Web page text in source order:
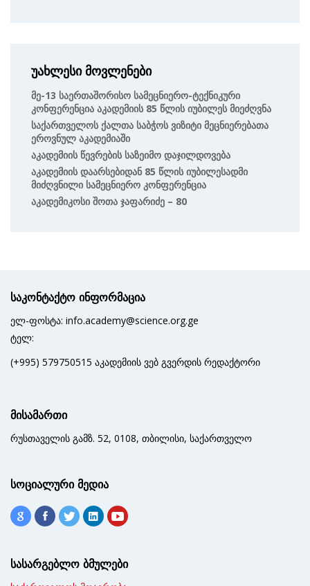
უახლესი მოვლენები
Მე-13 Საერთაშორისო Სამეცნიერო-Ტექნიკური
Კონფერენცია Აკადემიის 85 Წლის Იუბილეს Მიეძღვნა
Საქართველოს Ქალთა Საბჭოს Ვიზიტი Მეცნიერებათა
Ეროვნულ Აკადემიაში
Აკადემიის Წევრების Საზეიმო Დაჯილდოვება
Აკადემიის Დაარსებიდან 85 Წლის Იუბილესადმი
Მიძღვნილი Სამეცნიერო Კონფერენცია
Აკადემიკოსი Შოთა Ჯაფარიძე – 80
საკონტაქტო ინფორმაცია
ელ-ფოსტა: info.academy@science.org.ge
ტელ:
(+995) 579750515 აკადემიის ვებ გვერდის რედაქტორი
მისამართი
რუსთაველის გამზ. 52, 0108, თბილისი, საქართველო
სოციალური მედია
სასარგებლო ბმულები